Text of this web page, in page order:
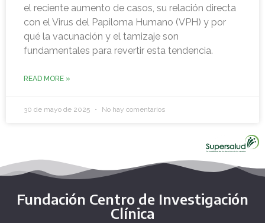
el reciente aumento de casos, su relación directa
con el Virus del Papiloma Humano (VPH) y por
qué la vacunación y el tamizaje son
fundamentales para revertir esta tendencia.
READ MORE »
30 de mayo de 2025 No hay comentarios
Fundación Centro de Investigación
Clínica